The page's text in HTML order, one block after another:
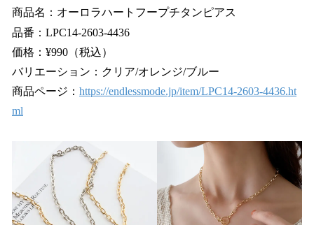
商品名：オーロラハートフープチタンピアス
品番：LPC14-2603-4436
価格：¥990（税込）
バリエーション：クリア/オレンジ/ブルー
商品ページ： https://endlessmode.jp/item/LPC14-2603-4436.ht
ml